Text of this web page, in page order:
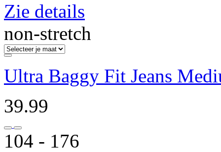
Zie details
non-stretch
Ultra Baggy Fit Jeans
39.99
104 ‐ 176